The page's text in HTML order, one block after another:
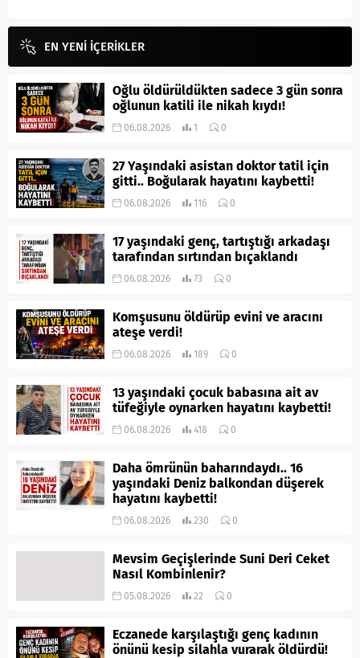
EN YENİ İÇERİKLER
Oğlu öldürüldükten sadece 3 gün sonra
oğlunun katili ile nikah kıydı!
06.08.2026 1 0
27 Yaşındaki asistan doktor tatil için
gitti.. Boğularak hayatını kaybetti!
06.08.2026 116 0
17 yaşındaki genç, tartıştığı arkadaşı
tarafından sırtından bıçaklandı
06.08.2026 73 0
Komşusunu öldürüp evini ve aracını
ateşe verdi!
06.08.2026 189 0
13 yaşındaki çocuk babasına ait av
tüfeğiyle oynarken hayatını kaybetti!
06.08.2026 418 0
Daha ömrünün baharındaydı.. 16
yaşındaki Deniz balkondan düşerek
hayatını kaybetti!
06.08.2026 230 0
Mevsim Geçişlerinde Suni Deri Ceket
Nasıl Kombinlenir?
05.08.2026 22 0
Eczanede karşılaştığı genç kadının
önünü kesip silahla vurarak öldürdü!